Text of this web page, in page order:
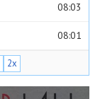
08:03
08:01
08:06
2x